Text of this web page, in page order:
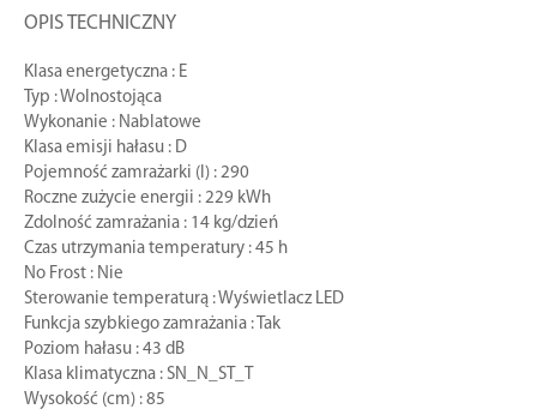
OPIS TECHNICZNY
Klasa energetyczna : E
Typ : Wolnostojąca
Wykonanie : Nablatowe
Klasa emisji hałasu : D
Pojemność zamrażarki (l) : 290
Roczne zużycie energii : 229 kWh
Zdolność zamrażania : 14 kg/dzień
Czas utrzymania temperatury : 45 h
No Frost : Nie
Sterowanie temperaturą : Wyświetlacz LED
Funkcja szybkiego zamrażania : Tak
Poziom hałasu : 43 dB
Klasa klimatyczna : SN_N_ST_T
Wysokość (cm) : 85